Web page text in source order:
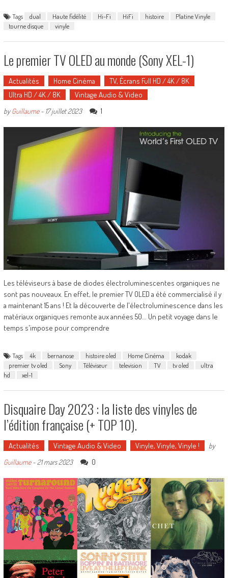
Tags dual Haute fidélité Hi-Fi HiFi histoire
Platine Vinyle
tourne disque
vinyle
Le premier TV OLED au monde (Sony XEL-1)
Actualités Home Cinéma
TV, Écrans Full HD / 4K / 8K
Ultra HD / 4K / 8K
Vintage Audio & Video
byGuillaume- 17 juillet 2023 1
Les téléviseurs à base de diodes électroluminescentes organiques ne
sont pas nouveaux. En effet, le premier TV OLED a été commercialisé il y
a maintenant 15 ans ! Et la découverte de l'électroluminescence dans les
matériaux organiques remonte aux années 50... Un petit voyage dans le
temps s'impose pour comprendre
Tags 4k bernanose histoire oled Home Cinéma
kodak
premier tv oled
Sony Téléviseur television TV tv oled
ultra
hd
xel-1
Disquaire Day 2023 : la liste des vinyles de
l’édition française (+ TOP 10).
Actualités Vintage Audio & Video Vinyle, Vinyle, Vinyle !
by
Guillaume- 21 mars 2023 0